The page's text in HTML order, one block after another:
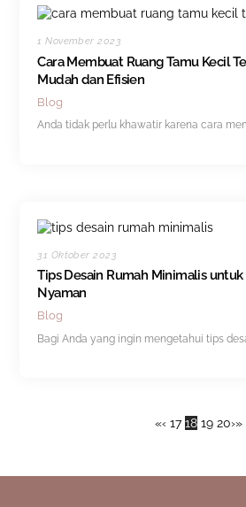
1 November 2023
Cara Membuat Ruang Tamu Kecil
Mudah dan Efisien
Blog
Anda tidak perlu khawatir karena cara
31 Oktober 2023
Tips Desain Rumah Minimalis
Nyaman
Blog
Bagi Anda yang ingin mengetahui tips
«‹ 17 18 19 20›»